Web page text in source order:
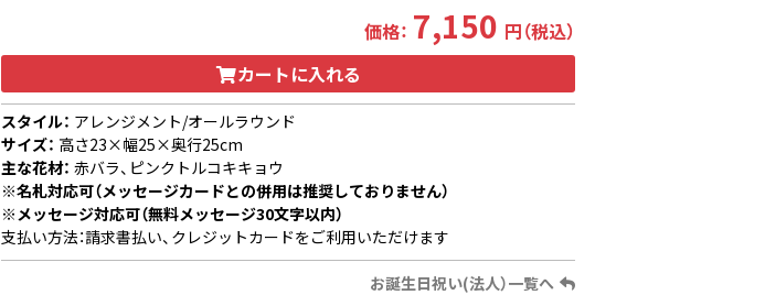
価格： 7,150 円（税込）
カートに入れる
スタイル： アレンジメント/オールラウンド
サイズ： 高さ23×幅25×奥行25cm
主な花材： 赤バラ、ピンクトルコキキョウ
※名札対応可（メッセージカードとの併用は推奨しておりません）
※メッセージ対応可（無料メッセージ30文字以内）
支払い方法：請求書払い、クレジットカードをご利用いただけます
お誕生日祝い(法人）一覧へ